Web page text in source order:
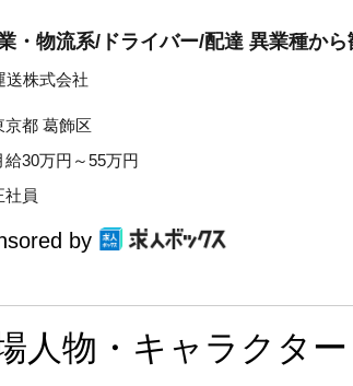
・物流系/ドライバー/配達 異業種か
送株式会社
京都 葛飾区
給30万円～55万円
社員
by
人物・キャラクター